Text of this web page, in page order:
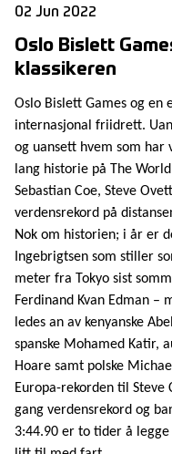
02 Jun 2022
Oslo Bislett
klassikeren
Oslo Bislett Games og en
internasjonal friidrett.
og uansett hvem som
lang historie på The
Sebastian Coe, Steve
verdensrekord på
Nok om historien; i år er
Ingebrigtsen som stiller
meter fra Tokyo sist
Ferdinand Kvan Edman –
ledes an av kenyanske
spanske Mohamed Katir,
Hoare samt polske
Europa-rekorden til Steve
gang verdensrekord og
3:44.90 er to tider å